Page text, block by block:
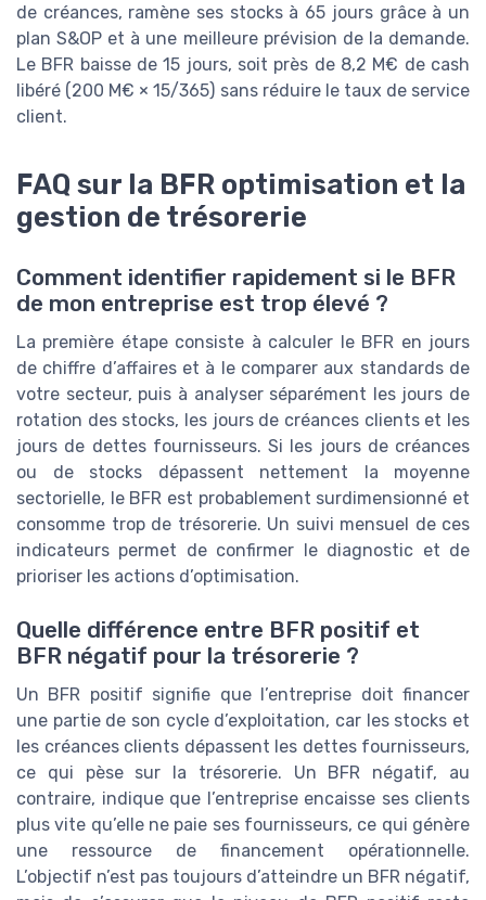
de créances, ramène ses stocks à 65 jours grâce à un
plan S&OP et à une meilleure prévision de la demande.
Le BFR baisse de 15 jours, soit près de 8,2 M€ de cash
libéré (200 M€ × 15/365) sans réduire le taux de service
client.
FAQ sur la BFR optimisation et la
gestion de trésorerie
Comment identifier rapidement si le BFR
de mon entreprise est trop élevé ?
La première étape consiste à calculer le BFR en jours
de chiffre d’affaires et à le comparer aux standards de
votre secteur, puis à analyser séparément les jours de
rotation des stocks, les jours de créances clients et les
jours de dettes fournisseurs. Si les jours de créances
ou de stocks dépassent nettement la moyenne
sectorielle, le BFR est probablement surdimensionné et
consomme trop de trésorerie. Un suivi mensuel de ces
indicateurs permet de confirmer le diagnostic et de
prioriser les actions d’optimisation.
Quelle différence entre BFR positif et
BFR négatif pour la trésorerie ?
Un BFR positif signifie que l’entreprise doit financer
une partie de son cycle d’exploitation, car les stocks et
les créances clients dépassent les dettes fournisseurs,
ce qui pèse sur la trésorerie. Un BFR négatif, au
contraire, indique que l’entreprise encaisse ses clients
plus vite qu’elle ne paie ses fournisseurs, ce qui génère
une ressource de financement opérationnelle.
L’objectif n’est pas toujours d’atteindre un BFR négatif,